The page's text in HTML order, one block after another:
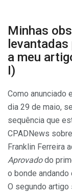
Minhas
levantadas
a meu
I)
Como anunciado
dia 29 de maio,
sequência que
CPADNews
Franklin Ferreira
Aprovadodo
o bonde
O segundo artigo